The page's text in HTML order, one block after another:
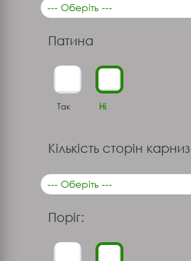
--- Оберіть ---
Патина
Так Ні
Кількість сторін
--- Оберіть ---
Поріг: